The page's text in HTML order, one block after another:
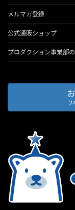
メルマガ登録
公式通販ショップ
プロダクション事業部